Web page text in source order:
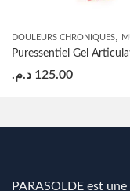
DOULEURS CHRONIQUES,
125.00 د.م.
PARASOLDE est